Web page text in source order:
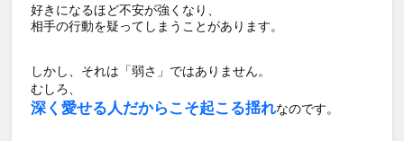
好きになるほど不安が強くなり、
相手の行動を疑ってしまうことがあります。
しかし、それは「弱さ」ではありません。
むしろ、
深く愛せる人だからこそ起こる揺れなのです。